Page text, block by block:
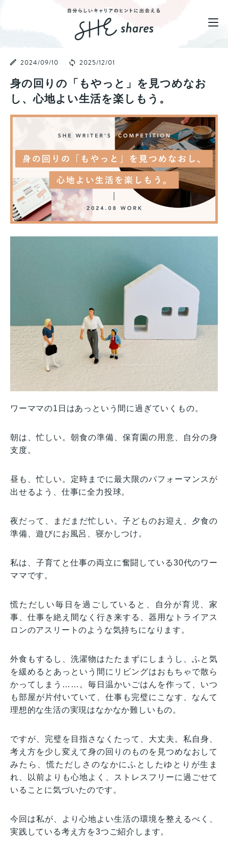
2024/09/10 2025/12/01
身の回りの「もやっと」を見つめなお
し、心地よい生活を楽しもう。
ワーママの1日はあっという間に過ぎていくもの。
朝は、忙しい。朝食の準備、保育園の用意、自分の身
支度。
昼も、忙しい。定時までに最大限のパフォーマンスが
出せるよう、仕事に全力投球。
夜だって、まだまだ忙しい。子どものお迎え、夕食の
準備、遊びにお風呂、寝かしつけ。
私は、子育てと仕事の両立に奮闘している30代のワー
ママです。
慌ただしい毎日を過ごしていると、自分が育児、家
事、仕事を絶え間なく行き来する、器用なトライアス
ロンのアスリートのような気持ちになります。
外食もするし、洗濯物はたたまずにしまうし、ふと気
を緩めるとあっという間にリビングはおもちゃで散ら
かってしまう……。毎日温かいごはんを作って、いつ
も部屋が片付いていて、仕事も完璧にこなす、なんて
理想的な生活の実現はなかなか難しいもの。
ですが、完璧を目指さなくたって、大丈夫。私自身、
考え方を少し変えて身の回りのものを見つめなおして
みたら、慌ただしさのなかにふとしたゆとりが生ま
れ、以前よりも心地よく、ストレスフリーに過ごせて
いることに気づいたのです。
今回は私が、より心地よい生活の環境を整えるべく、
実践している考え方を3つご紹介します。